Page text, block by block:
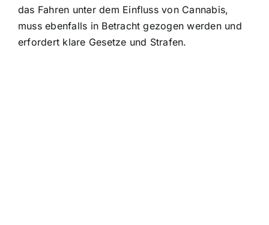
das Fahren unter dem Einfluss von Cannabis,
muss ebenfalls in Betracht gezogen werden und
erfordert klare Gesetze und Strafen.